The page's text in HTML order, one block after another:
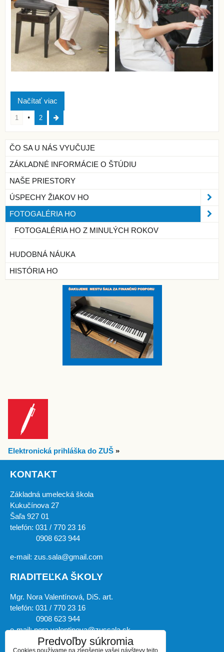
Načítať viac
1 2
ČO SA U NÁS VYUČUJE
ZÁKLADNÉ INFORMÁCIE O ŠTÚDIU
NAŠE PRIESTORY
ÚSPECHY ŽIAKOV HO
FOTOGALÉRIA HO
FOTOGALÉRIA HO Z MINULÝCH ROKOV
HUDOBNÁ NÁUKA
HISTÓRIA HO
Elektronická prihláška do ZUŠ »
KONTAKT
Základná umelecká škola
Kukučínova 27
Šaľa 927 01
telefón: 031 / 770 23 16
0908 623 944
e-mail: zus.sala@gmail.com
RIADITEĽKA ŠKOLY
Mgr. Nora Valentínová, DiS. art.
telefón: 031 / 770 23 16
0908 623 944
e-mail: nora.valentinova@zussala.sk
Predvoľby súkromia
Cookies používame na zlepšenie vašej návštevy tejto